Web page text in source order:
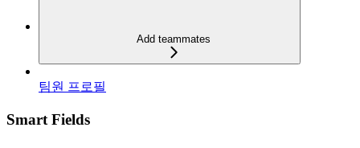
Add teammates
팀원 프로필
Smart Fields